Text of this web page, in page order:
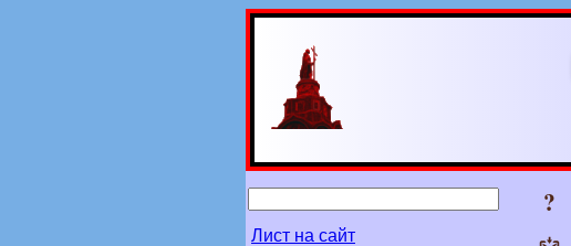
?
Лист на сайт